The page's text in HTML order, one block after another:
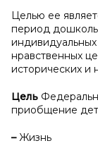
Целью ее
период
нравственных
исторических и
Цель
приобщение
– Жизнь